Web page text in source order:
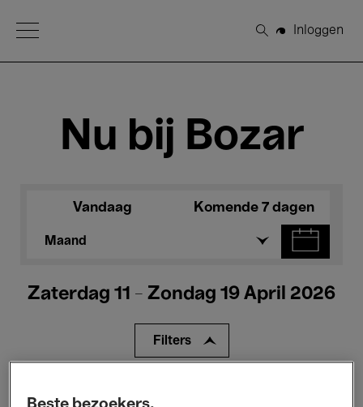
Open Menu
Zoeken
Inloggen
Nu bij Bozar
Vandaag Komende 7 dagen
Maand
Zaterdag 11 - Zondag 19 April 2026
Filters